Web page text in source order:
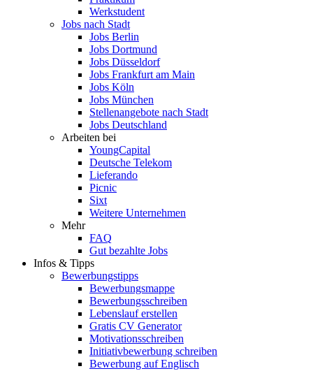
Werkstudent
Jobs nach Stadt
Jobs Berlin
Jobs Dortmund
Jobs Düsseldorf
Jobs Frankfurt am Main
Jobs Köln
Jobs München
Stellenangebote nach Stadt
Jobs Deutschland
Arbeiten bei
YoungCapital
Deutsche Telekom
Lieferando
Picnic
Sixt
Weitere Unternehmen
Mehr
FAQ
Gut bezahlte Jobs
Infos & Tipps
Bewerbungstipps
Bewerbungsmappe
Bewerbungsschreiben
Lebenslauf erstellen
Gratis CV Generator
Motivationsschreiben
Initiativbewerbung schreiben
Bewerbung auf Englisch